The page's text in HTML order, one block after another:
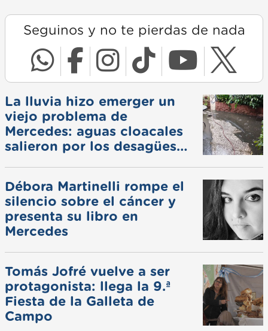
Seguinos y no te pierdas de nada
La lluvia hizo emerger un
viejo problema de
Mercedes: aguas cloacales
salieron por los desagües
Débora Martinelli rompe el
silencio sobre el cáncer y
presenta su libro en
Mercedes
Tomás Jofré vuelve a ser
protagonista: llega la 9.ª
Fiesta de la Galleta de
Campo